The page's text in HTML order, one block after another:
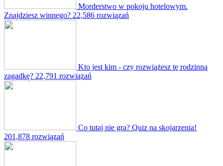
Morderstwo w pokoju hotelowym.
Znajdziesz winnego? 22,586 rozwiązań
Kto jest kim - czy rozwiążesz tę rodzinną
zagadkę? 22,791 rozwiązań
Co tutaj nie gra? Quiz na skojarzenia!
201,878 rozwiązań